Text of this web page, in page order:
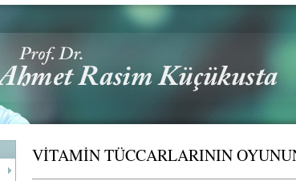
VİTAMİN TÜCCARLARININ